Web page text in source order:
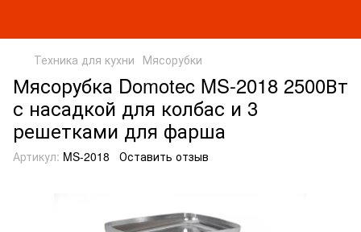
Техника для кухни Мясорубки
Мясорубка Domotec MS-2018 2500Вт
с насадкой для колбас и 3
решетками для фарша
Артикул: MS-2018 Оставить отзыв